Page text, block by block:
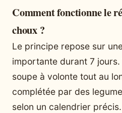
Comment fonctionne le
choux ?
Le principe repose sur
importante durant 7 jours.
soupe à volonte tout au
complétée par des
selon un calendrier